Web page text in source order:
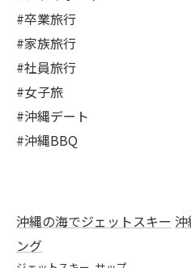
#卒業旅行
#家族旅行
#社員旅行
#女子旅
#沖縄デート
#沖縄BBQ
沖縄の海でジェットスキー
ング